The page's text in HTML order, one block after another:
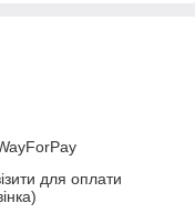
для оплати